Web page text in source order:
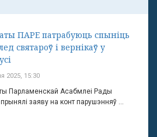
ПАРЕ патрабуюць спыніць
святароў і вернікаў у
2025, 15:30
Парламенскай Асабмлеі Рады
заяву на конт парушэнняў ...